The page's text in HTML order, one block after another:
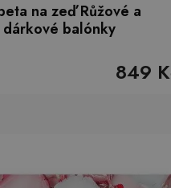
na zeď Růžové a
balónky
849